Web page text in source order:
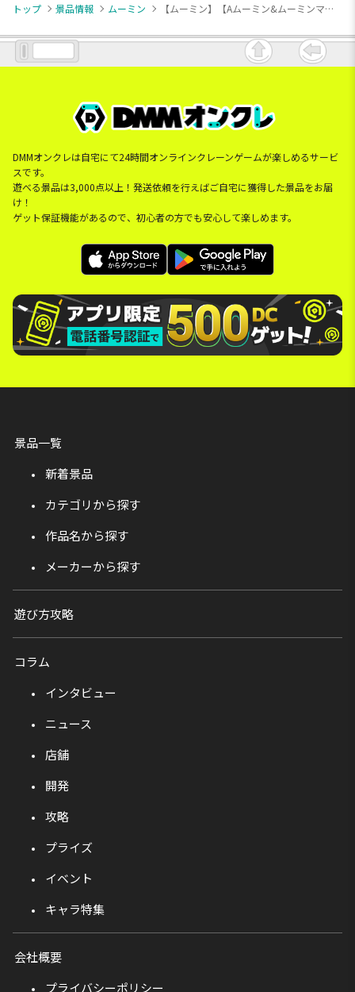
トップ
景品情報 ムーミン 【ムーミン】【Aムーミン&ムーミンママ】ムーミン スクエアプレート
DMMオンクレは自宅にて24時間オンラインクレーンゲームが楽しめるサービ
スです。
遊べる景品は3,000点以上！発送依頼を行えばご自宅に獲得した景品をお届
け！
ゲット保証機能があるので、初心者の方でも安心して楽しめます。
景品一覧
新着景品
カテゴリから探す
作品名から探す
メーカーから探す
遊び方攻略
コラム
インタビュー
ニュース
店舗
開発
攻略
プライズ
イベント
キャラ特集
会社概要
プライバシーポリシー